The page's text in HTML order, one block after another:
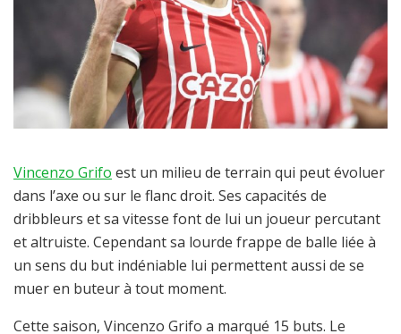
Vincenzo Grifo est un milieu de terrain qui peut évoluer
dans l’axe ou sur le flanc droit. Ses capacités de
dribbleurs et sa vitesse font de lui un joueur percutant
et altruiste. Cependant sa lourde frappe de balle liée à
un sens du but indéniable lui permettent aussi de se
muer en buteur à tout moment.
Cette saison, Vincenzo Grifo a marqué 15 buts. Le